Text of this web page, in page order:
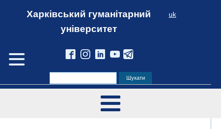
Харківський гуманітарний
університет
uk